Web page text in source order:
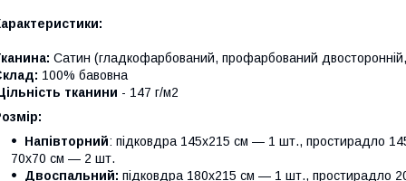
Сатин (гладкофарбований, профарбований двосторонній,
100% бавовна
тканини - 147 г/м2
Напівторний: підковдра 145х215 см — 1 шт., простирадло
70х70 см — 2 шт.
Двоспальний: підковдра 180х215 см — 1 шт., простирадло